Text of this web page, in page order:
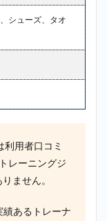
シューズ、タオ
利用者口コミ
レーニングジ
ません。
あるトレーナ